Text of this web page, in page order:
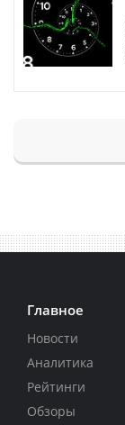
Главное
Новости
Аналитика
Рейтинги
Обзоры